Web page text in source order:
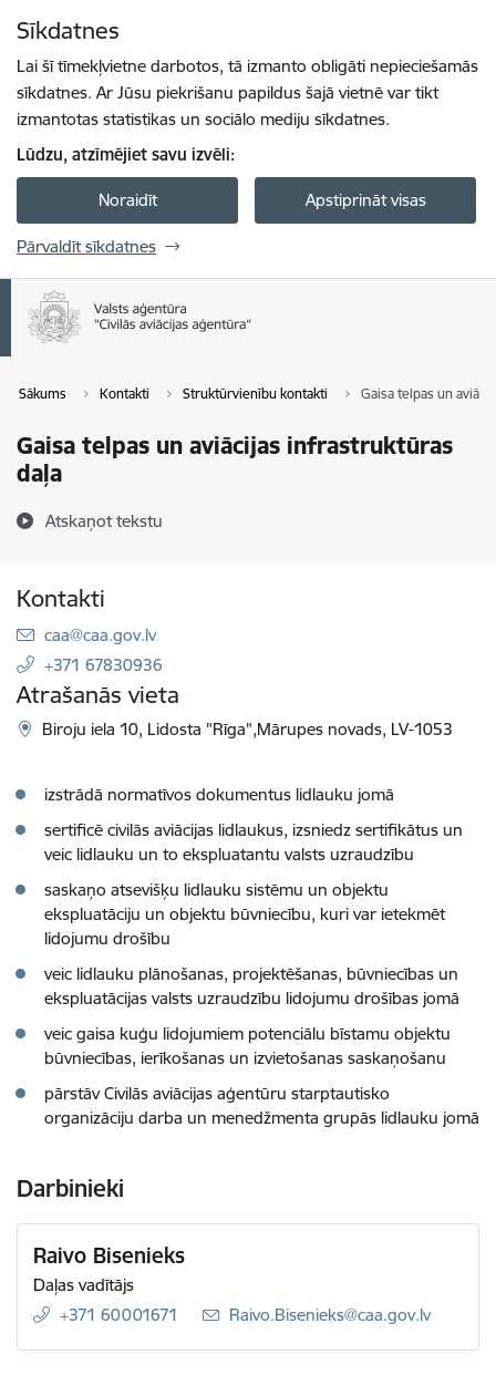
Sīkdatnes
Lai šī tīmekļvietne darbotos, tā izmanto obligāti nepieciešamās
sīkdatnes. Ar Jūsu piekrišanu papildus šajā vietnē var tikt
izmantotas statistikas un sociālo mediju sīkdatnes.
Lūdzu, atzīmējiet savu izvēli:
Noraidīt Apstiprināt visas
Pārvaldīt sīkdatnes
Sākums Kontakti Struktūrvienību kontakti Gaisa telpas un
Gaisa telpas un aviācijas infrastruktūras
daļa
Atskaņot tekstu
Kontakti
E-pasts:
caa@caa.gov.lv
+371 67830936
Atrašanās vieta
Biroju iela 10, Lidosta "Rīga",Mārupes novads, LV-1053
izstrādā normatīvos dokumentus lidlauku jomā
sertificē civilās aviācijas lidlaukus, izsniedz sertifikātus un
veic lidlauku un to ekspluatantu valsts uzraudzību
saskaņo atsevišķu lidlauku sistēmu un objektu
ekspluatāciju un objektu būvniecību, kuri var ietekmēt
lidojumu drošību
veic lidlauku plānošanas, projektēšanas, būvniecības un
ekspluatācijas valsts uzraudzību lidojumu drošības jomā
veic gaisa kuģu lidojumiem potenciālu bīstamu objektu
būvniecības, ierīkošanas un izvietošanas saskaņošanu
pārstāv Civilās aviācijas aģentūru starptautisko
organizāciju darba un menedžmenta grupās lidlauku jomā
Darbinieki
Raivo Bisenieks
Daļas vadītājs
+371 60001671
E-pasts:
Raivo.Bisenieks@caa.gov.lv